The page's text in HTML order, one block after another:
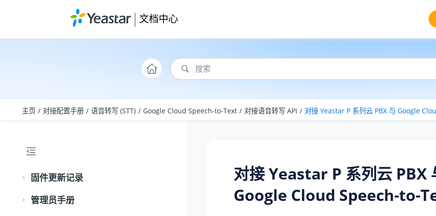
文档中心
主页 对接配置手册 语音转写 (STT) Google Cloud Speech-to-Text 对接语音转写 API 对接 Yeastar P 系列云 PBX 与 Google
固件更新记录
管理员手册
对接Yeastar P 系列云 PBX
Google Cloud Speech-to-